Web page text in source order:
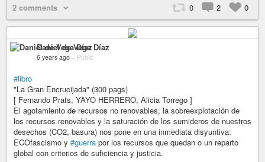
2 comments 0 2 0
Daniel de Vega Díaz
6 years ago – Public
#libro
"La Gran Encrucijada" (300 pags)
[ Fernando Prats, YAYO HERRERO, Alicia Torrego ]
El agotamiento de recursos no renovables, la sobreexplotación de
los recursos renovables y la saturación de los sumideros de nuestros
desechos (CO2, basura) nos pone en una inmediata disyuntiva:
ECOfascismo y #guerra por los recursos que quedan o un reparto
global con criterios de suficiencia y justicia.